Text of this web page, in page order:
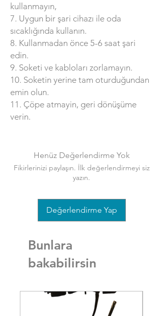
kullanmayın,
7. Uygun bir şari cihazı ile oda
sıcaklığında kullanın.
8. Kullanmadan önce 5-6 saat şari
edin.
9. Soketi ve kabloları zorlamayın.
10. Soketin yerine tam oturduğundan
emin olun.
11. Çöpe atmayin, geri dönüşüme
verin.
Henüz Değerlendirme Yok
Fikirlerinizi paylaşın. İlk değerlendirmeyi siz
yazın.
Değerlendirme Yap
Bunlara
bakabilirsin